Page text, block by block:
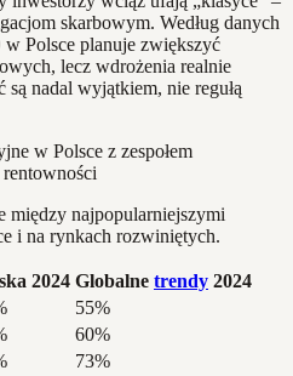
skarbowym. Według danych
Polsce planuje zwiększyć
lecz wdrożenia realnie
są nadal wyjątkiem, nie regułą
między najpopularniejszymi
i na rynkach rozwiniętych.
2024 Globalne trendy 2024
55%
60%
73%